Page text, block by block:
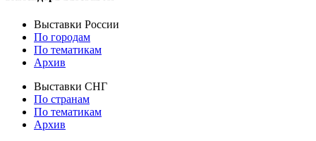
Выставки России
По городам
По тематикам
Архив
Выставки СНГ
По странам
По тематикам
Архив